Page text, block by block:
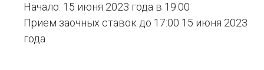
Начало: 15 июня 2023 года в 19:00
Прием заочных ставок до 17:00 15 июня 2023
года